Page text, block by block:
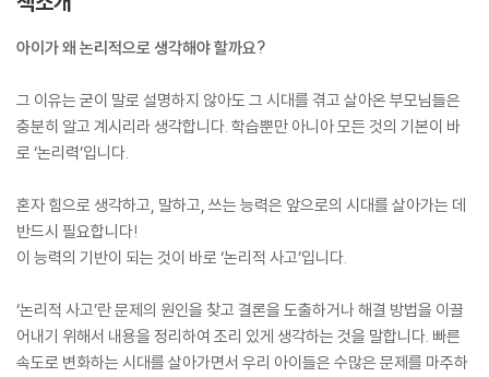
아이가 왜 논리적으로 생각해야 할까요?
그 이유는 굳이 말로 설명하지 않아도 그 시대를 겪고 살아온 부모님들은
충분히 알고 계시리라 생각합니다. 학습뿐만 아니아 모든 것의 기본이 바
로 ‘논리력’입니다.
혼자 힘으로 생각하고, 말하고, 쓰는 능력은 앞으로의 시대를 살아가는 데
반드시 필요합니다!
이 능력의 기반이 되는 것이 바로 ‘논리적 사고’입니다.
‘논리적 사고’란 문제의 원인을 찾고 결론을 도출하거나 해결 방법을 이끌
어내기 위해서 내용을 정리하여 조리 있게 생각하는 것을 말합니다. 빠른
속도로 변화하는 시대를 살아가면서 우리 아이들은 수많은 문제를 마주하